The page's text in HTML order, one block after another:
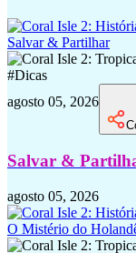
Salvar & Partilhar
#Dicas
agosto 05, 2026
Salvar &
agosto 05, 2026
O Mistério do